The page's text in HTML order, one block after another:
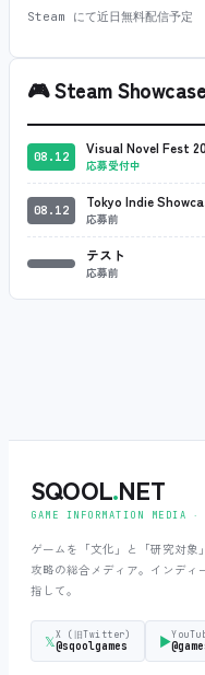
Steam にて近日無料配信予定
🎮Steam Showcase
08.12 Visual Novel Fest
応募受付中
08.12 Tokyo Indie
応募前
テスト
応募前
SQOOL.NET
GAME INFORMATION MEDIA
ゲームを「文化」と「研究対象
攻略の総合メディア。インディ
指して。
𝕏X (旧Twitter)
@sqoolgames ▶